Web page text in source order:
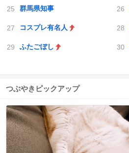
群馬県知事
コスプレ有名人
ふたごぼし
つぶやきピックアップ